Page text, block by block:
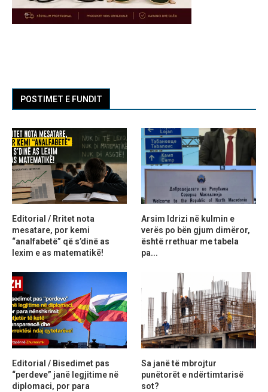
POSTIMET E FUNDIT
Editorial / Rritet nota
mesatare, por kemi
“analfabetë” që s’dinë as
lexim e as matematikë!
Arsim Idrizi në kulmin e
verës po bën gjum dimëror,
është rrethuar me tabela
pa...
Editorial / Bisedimet pas
“perdeve” janë legjitime në
diplomaci, por para
Sa janë të mbrojtur
punëtorët e ndërtimtarisë
sot?